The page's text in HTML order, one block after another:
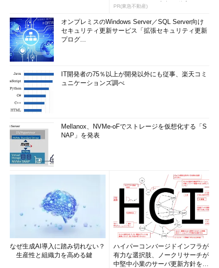
ン・ヒラフ」～東急不動産
PR(東急不動産)
オンプレミスのWindows Server／SQL Server向け
セキュリティ更新サービス「拡張セキュリティ更新
プログ...
IT開発者の75％以上が開発以外にも従事、楽天コミ
ュニケーションズ調べ
Mellanox、NVMe-oFでストレージを仮想化する「S
NAP」を発表
なぜ生成AI導入に踏み切れない？
生産性と組織力を高める鍵
ハイパーコンバージドインフラが
有力な選択肢、ノークリサーチが
中堅中小業のサーバ更新方針を調